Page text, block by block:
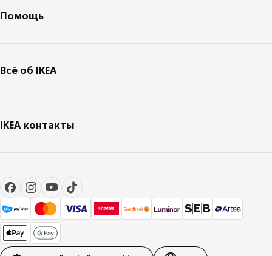
Помощь
Всё об IKEA
IKEA контакты